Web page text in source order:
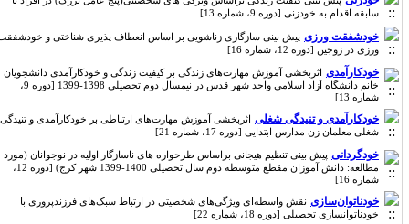
سابقه اقدام به خودزنی [دوره 9، شماره 13]
خودشفقت ورزی پیش بینی سازگاری زناشویی بر اساس انعطاف پذیری شناختی و خودشفقت
ورزی در زوجین [دوره 12، شماره 16]
خودکارآمدی اثربخشی آموزش مهارت‌های زندگی بر کیفیت زندگی و خودکارآمدی دانشجویان
خانم دانشگاه آزاد اسلامی واحد شهر قدس در نیمسال دوم تحصیلی 1398-1399 [دوره 9،
شماره 13]
خودکارآمدی و تنیدگی شغلی اثربخشی آموزش مهارت‌های ارتباطی بر خودکارآمدی و تنیدگی
شغلی معلمان زن مدارس ابتدایی [دوره 17، شماره 21]
خودگردانی پیش بینی تنظیم هیجانی براساس طرحواره های ناسازگار اولیه در نوجوانان (مورد
مطالعه: دانش آموزان مقطع متوسطه دوم سال تحصیلی 1400-1399 شهر کرج) [دوره 12،
شماره 16]
خودناتوان‌سازی نقش واسطه‌ای ویژگی‌های شخصیتی در ارتباط سبک‌های فرزندپروری با
خودناتوان‎سازی تحصیلی [دوره 18، شماره 22]